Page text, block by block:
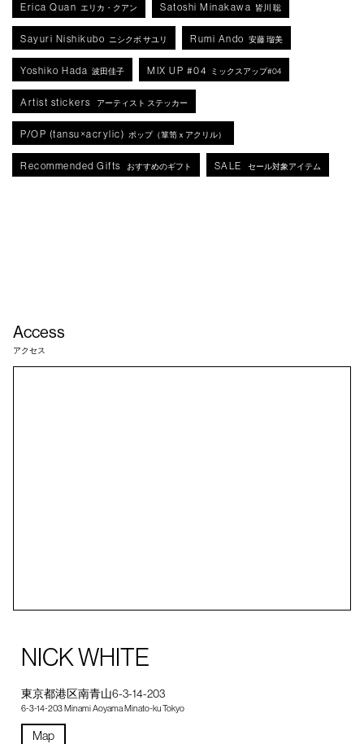
Erica Quan エリカ・クアン Satoshi Minakawa 皆川 聡
Sayuri Nishikubo ニシクボ サユリ Rumi Ando 安藤 瑠美
Yoshiko Hada 波田佳子 MIX UP #04 ミックスアップ#04
Artist stickers アーティスト ステッカー
P/OP (tansu×acrylic) ポップ（箪笥ｘアクリル）
Recommended Gifts おすすめのギフト SALE セール対象アイテム
Access
アクセス
NICK WHITE
東京都港区南青山6-3-14-203
6-3-14-203 Minami Aoyama Minato-ku Tokyo
Map